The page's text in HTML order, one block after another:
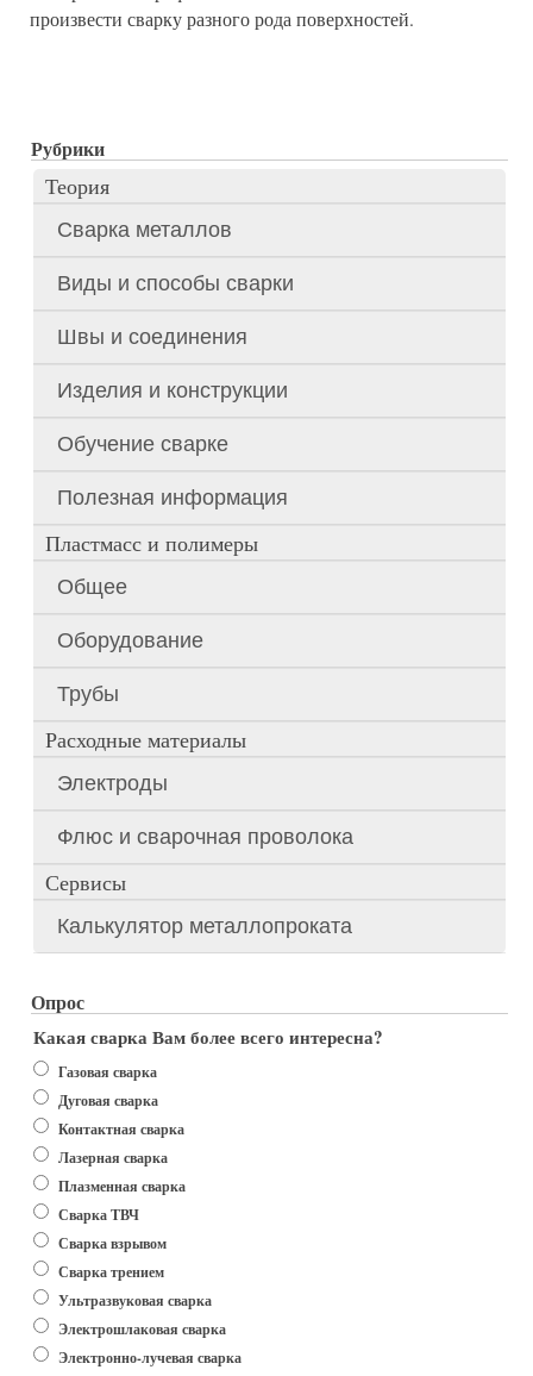
произвести сварку разного рода поверхностей.
Рубрики
Теория
Сварка металлов
Виды и способы сварки
Швы и соединения
Изделия и конструкции
Обучение сварке
Полезная информация
Пластмасс и полимеры
Общее
Оборудование
Трубы
Расходные материалы
Электроды
Флюс и сварочная проволока
Сервисы
Калькулятор металлопроката
Опрос
Какая сварка Вам более всего интересна?
Варианты
Газовая сварка
Дуговая сварка
Контактная сварка
Лазерная сварка
Плазменная сварка
Сварка ТВЧ
Сварка взрывом
Сварка трением
Ультразвуковая сварка
Электрошлаковая сварка
Электронно-лучевая сварка